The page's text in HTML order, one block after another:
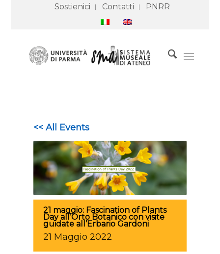
Sostienici Contatti PNRR
<< All Events
21 maggio: Fascination of Plants
Day all’Orto Botanico con visite
guidate all’Erbario Gardoni
21 Maggio 2022